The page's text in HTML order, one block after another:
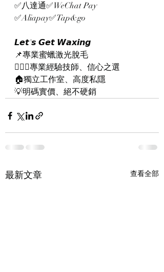
✅八達通✅WeChat Pay
✅Aliapay✅Tap&go
𝙇𝙚𝙩'𝙨 𝙂𝙚𝙩 𝙒𝙖𝙭𝙞𝙣𝙜
📌專業蜜蠟激光脫毛
👨🏻‍⚕️專業經驗技師、信心之選
🏠獨立工作室、高度私隱
💡明碼實價、絕不硬銷
最新文章 查看全部